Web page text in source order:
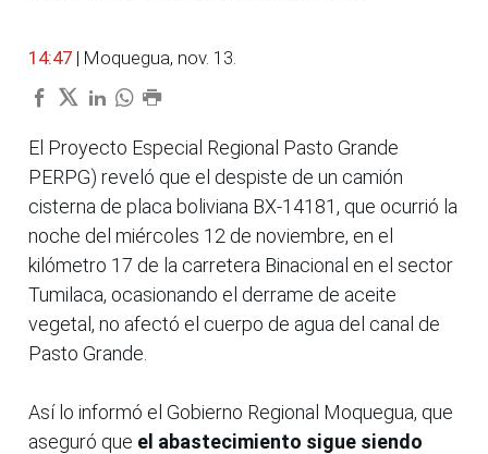
14:47 | Moquegua, nov. 13.
El Proyecto Especial Regional Pasto Grande
PERPG) reveló que el despiste de un camión
cisterna de placa boliviana BX-14181, que ocurrió la
noche del miércoles 12 de noviembre, en el
kilómetro 17 de la carretera Binacional en el sector
Tumilaca, ocasionando el derrame de aceite
vegetal, no afectó el cuerpo de agua del canal de
Pasto Grande.
Así lo informó el Gobierno Regional Moquegua, que
aseguró que el abastecimiento sigue siendo